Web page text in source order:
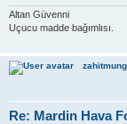
Altan Güvenni
Uçucu madde bağımlısı.
Re: Mardin Hava